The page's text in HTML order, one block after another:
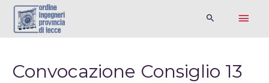
Convocazione Consiglio 13